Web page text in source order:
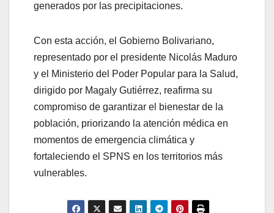
generados por las precipitaciones.
Con esta acción, el Gobierno Bolivariano,
representado por el presidente Nicolás Maduro
y el Ministerio del Poder Popular para la Salud,
dirigido por Magaly Gutiérrez, reafirma su
compromiso de garantizar el bienestar de la
población, priorizando la atención médica en
momentos de emergencia climática y
fortaleciendo el SPNS en los territorios más
vulnerables.